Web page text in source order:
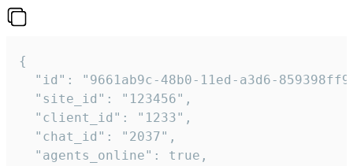
{
"id": "9661ab9c-48b0-11ed-a3d6-
  "site_id": "123456",
  "client_id": "1233",
  "chat_id": "2037",
  "agents_online": true,